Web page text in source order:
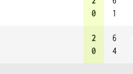
0
1
2
0
6
4